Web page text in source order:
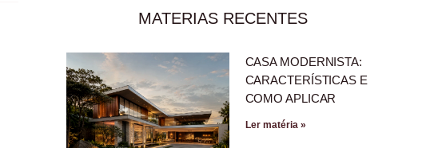
MATERIAS RECENTES
CASA MODERNISTA:
CARACTERÍSTICAS E
COMO APLICAR
Ler matéria »